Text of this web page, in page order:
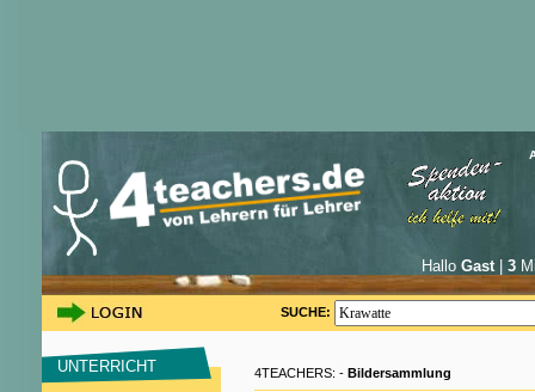
Hallo Gast| 3
SUCHE:
UNTERRICHT
4TEACHERS: - Bildersammlung